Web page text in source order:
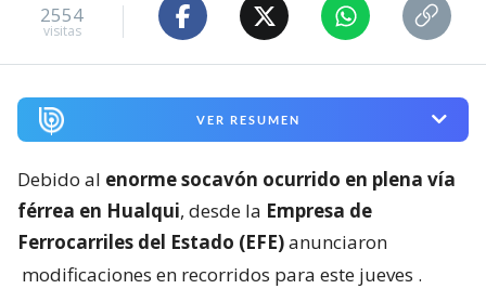
2554
visitas
VER RESUMEN
Debido al enorme socavón ocurrido en plena vía
férrea en Hualqui, desde la Empresa de
Ferrocarriles del Estado (EFE)anunciaron
modificaciones en recorridos para este jueves .